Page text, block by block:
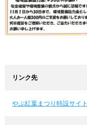
リンク先
やぶ紅葉まつり特設サイト